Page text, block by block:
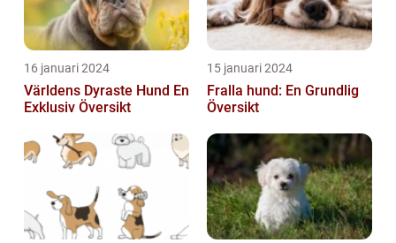
16 januari 2024
Världens Dyraste Hund En
Exklusiv Översikt
15 januari 2024
Fralla hund: En Grundlig
Översikt